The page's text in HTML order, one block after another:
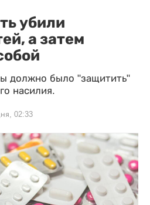
убили
а затем
должно было "защитить"
насилия.
02:33